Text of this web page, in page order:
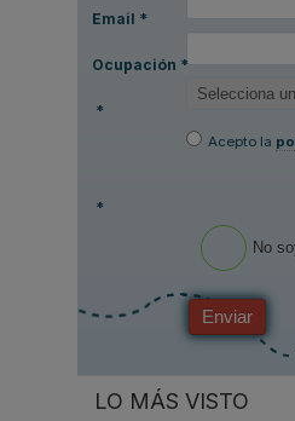
Email *
Ocupación *
*
Acepto la
*
No
Enviar
LO MÁS VISTO